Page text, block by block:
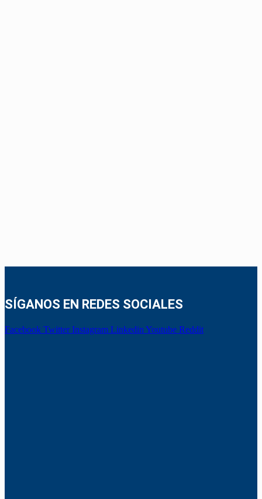
SÍGANOS EN REDES SOCIALES
Facebook Twitter Instagram Linkedin Youtube Reddit